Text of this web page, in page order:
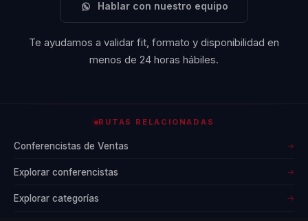
Hablar con nuestro equipo
Te ayudamos a validar fit, formato y disponibilidad en
menos de 24 horas hábiles.
RUTAS RELACIONADAS
Conferencistas de Ventas →
Explorar conferencistas →
Explorar categorías →